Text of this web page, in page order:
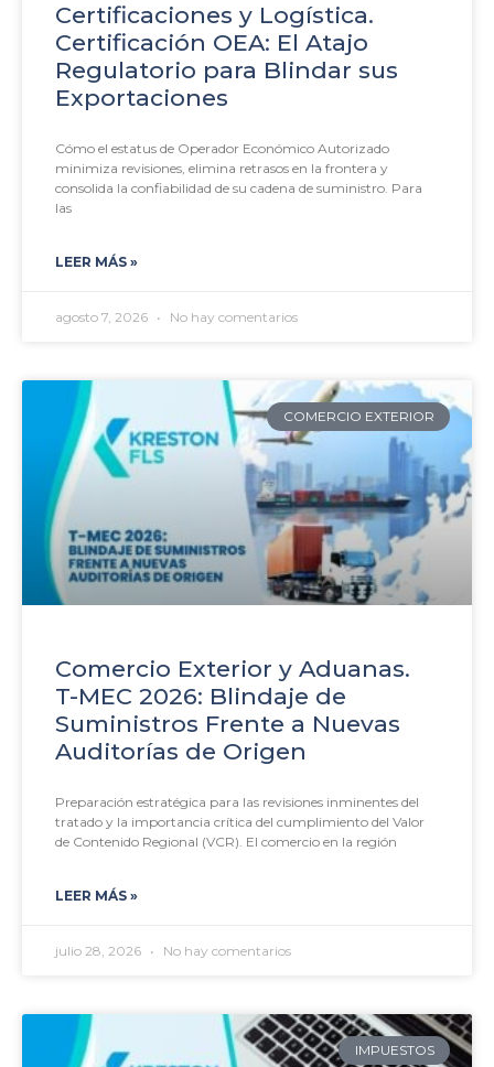
Certificaciones y Logística.
Certificación OEA: El Atajo
Regulatorio para Blindar sus
Exportaciones
Cómo el estatus de Operador Económico Autorizado
minimiza revisiones, elimina retrasos en la frontera y
consolida la confiabilidad de su cadena de suministro. Para
las
LEER MÁS »
agosto 7, 2026 No hay comentarios
COMERCIO EXTERIOR
Comercio Exterior y Aduanas.
T-MEC 2026: Blindaje de
Suministros Frente a Nuevas
Auditorías de Origen
Preparación estratégica para las revisiones inminentes del
tratado y la importancia crítica del cumplimiento del Valor
de Contenido Regional (VCR). El comercio en la región
LEER MÁS »
julio 28, 2026 No hay comentarios
IMPUESTOS